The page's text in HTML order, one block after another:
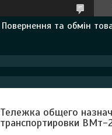
Повернення та обмін
Тележка общего
транспортировки ВМт-